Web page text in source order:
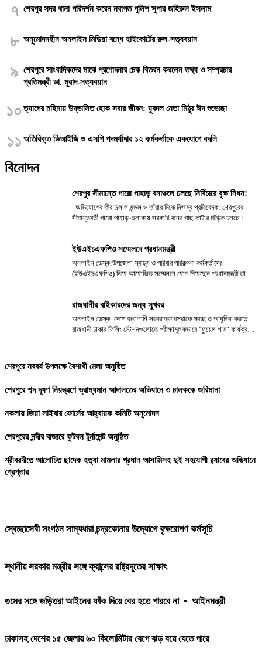
৭ শেরপুর সদর থানা পরিদর্শন করেন নবাগত পুলিশ সুপার জহিরুল ইসলাম
৮ অনুমোদনহীন অনলাইন মিডিয়া বন্ধে হাইকোর্টের রুল-সত্যবয়ান
৯ শেরপুরে সাংবাদিকদের মাঝে প্রণোদনার চেক বিতরন করলেন তথ্য ও সম্প্রচার
প্রতিমন্ত্রী ডা. মুরাদ-সত্যবয়ান
১০‎ত্যাগের মহিমায় উদ্ভাসিত হোক সবার জীবন: যুবদল নেতা মিঠুর ঈদ শুভেচ্ছা
১১ অতিরিক্ত ডিআইজি ও এসপি পদমর্যাদার ১২ কর্মকর্তাকে একযোগে বদলি
বিনোদন
শেরপুর সীমান্তে গারো পাহাড় বনাঞ্চলে চলছে নির্বিচারে বৃক্ষ নিধন!
অভিযোগের তীর দুলাল মন্ডল ও তাঁরার দিকে নিজস্ব প্রতিবেদক: শেরপুরের
সীমান্তবর্তী গারো পাহাড় এলাকায় সরকারি বনের গাছ কাটার হিড়িক চলছে। যা
ইউএইচএফপিও সম্মেলনে প্রধানমন্ত্রী
অনলাইন ডেস্ক:উপজেলা স্বাস্থ্য ও পরিবার পরিকল্পনা কর্মকর্তাদের
(ইউএইচএফপিও) নিয়ে আয়োজিত সম্মেলনে যোগ দিয়েছেন প্রধানমন্ত্রী তারেক
রাজধানীর বাইকারদের জন্য সুখবর
অনলাইন ডেস্ক: দেশে জ্বালানি সরবরাহব্যবস্থাকে স্বচ্ছ ও আধুনিক করতে
রাজধানী ঢাকার ফিলিং স্টেশনগুলোতে পরীক্ষামূলকভাবে ‘ফুয়েল পাস’ কার্যক্রম
শেরপুরে নববর্ষ উপলক্ষে বৈশাখী মেলা অনুষ্ঠিত
শেরপুরে শব্দ দূষণ নিয়ন্ত্রণে ভ্রাম্যমান আদালতের অভিযানে ৩ চালককে জরিমানা
নকলায় জিয়া সাইবার ফোর্সের আহ্বায়ক কমিটি অনুমোদন
শেরপুরের নন্দীর বাজারে ফুটবল টুর্নামেন্ট অনুষ্ঠিত
শ্রীবরদীতে আলোচিত ছাদেক হত্যা মামলার প্রধান আসামিসহ দুই সহযোগী র‍্যাবের অভিযানে
গ্রেপ্তার
স্বেচ্ছাসেবী সংগঠন সাম্যধারা চন্দ্রকোনার উদ্যোগে বৃক্ষরোপণ কর্মসূচি
স্থানীয় সরকার মন্ত্রীর সঙ্গে ফ্রান্সের রাষ্ট্রদূতের সাক্ষাৎ
গুমের সঙ্গে জড়িতরা আইনের ফাঁক দিয়ে বের হতে পারবে না • আইনমন্ত্রী
ঢাকাসহ দেশের ১৫ জেলায় ৬০ কিলোমিটার বেগে ঝড় বয়ে যেতে পারে